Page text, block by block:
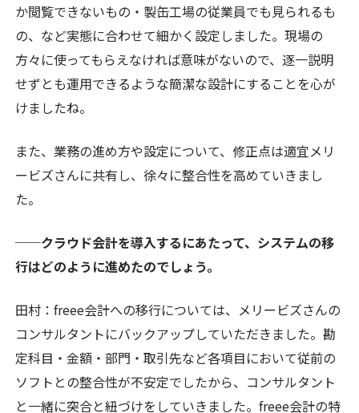
か閲覧できないもの・製缶工場の従業員でも見られるも
の、など実態に合わせて細かく設定しました。現場の
方々に使ってもらえなければ意味がないので、逐一説明
せずとも運用できるような簡潔な設計にすることを心が
けましたね。
また、業務の進め方や設定について、修正点は適宜メリ
ービズさんに共有し、徐々に整合性を高めていきまし
た。
──クラウド会計を導入するにあたって、システムの移
行はどのように進めたのでしょう。
田村：freee会計への移行については、メリービズさんの
コンサルタントにバックアップしていただきました。勘
定科目・金額・部門・取引先など各項目において従前の
ソフトとの整合性が不安定でしたから、コンサルタント
と一緒に突合と紐づけをしていきました。freee会計の特